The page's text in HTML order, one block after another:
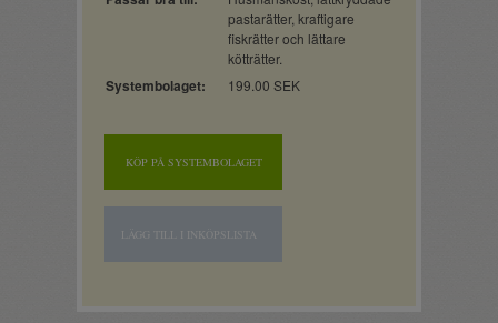
pastarätter, kraftigare
fiskrätter och lättare
kötträtter.
Systembolaget: 199.00 SEK
KÖP PÅ SYSTEMBOLAGET
LÄGG TILL I INKÖPSLISTA